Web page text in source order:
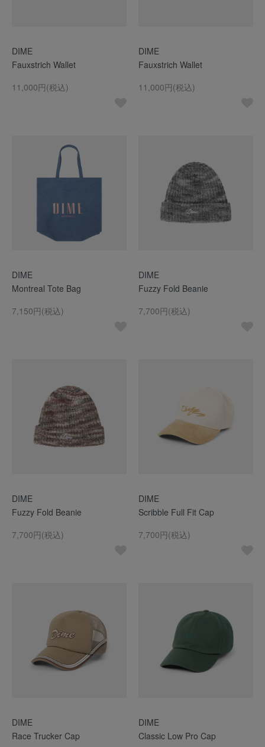
DIME
Fauxstrich Wallet
11,000円(税込)
DIME
Fauxstrich Wallet
11,000円(税込)
DIME
Montreal Tote Bag
7,150円(税込)
DIME
Fuzzy Fold Beanie
7,700円(税込)
DIME
Fuzzy Fold Beanie
7,700円(税込)
DIME
Scribble Full Fit Cap
7,700円(税込)
DIME
Race Trucker Cap
DIME
Classic Low Pro Cap